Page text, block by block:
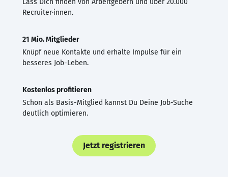
Recruiter·innen.
21 Mio. Mitglieder
Knüpf neue Kontakte und erhalte Impulse für ein
besseres Job-Leben.
Kostenlos profitieren
Schon als Basis-Mitglied kannst Du Deine Job-Suche
deutlich optimieren.
Jetzt registrieren